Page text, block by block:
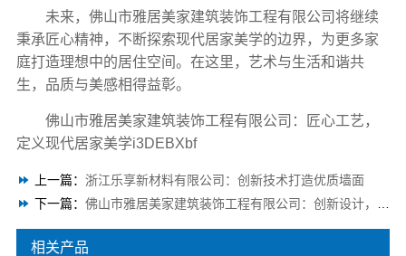
未来，佛山市雅居美家建筑装饰工程有限公司将继续
秉承匠心精神，不断探索现代居家美学的边界，为更多家
庭打造理想中的居住空间。在这里，艺术与生活和谐共
生，品质与美感相得益彰。
佛山市雅居美家建筑装饰工程有限公司：匠心工艺，
定义现代居家美学i3DEBXbf
上一篇： 浙江乐享新材料有限公司：创新技术打造优质墙面
下一篇： 佛山市雅居美家建筑装饰工程有限公司：创新设计，让家与众不同
相关产品